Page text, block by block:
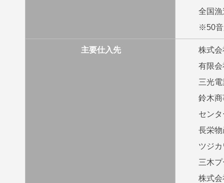
全国
※50
主要仕入先
株式
有限
三光
鈴木
セン
長栄
ツジ
三木
株式